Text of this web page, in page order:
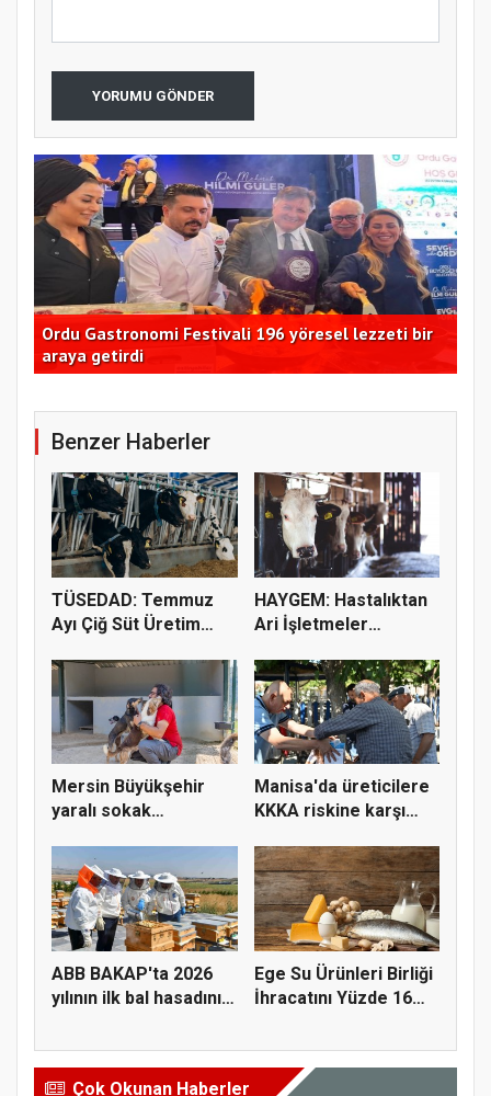
YORUMU GÖNDER
Ordu Gastronomi Festivali 196 yöresel lezzeti bir
araya getirdi
Benzer Haberler
TÜSEDAD: Temmuz
Ayı Çiğ Süt Üretim
HAYGEM: Hastalıktan
Ari İşletmeler
Mersin Büyükşehir
yaralı sokak
Manisa'da üreticilere
KKKA riskine karşı
ABB BAKAP'ta 2026
yılının ilk bal hasadını
Ege Su Ürünleri Birliği
İhracatını Yüzde 16
Çok Okunan Haberler